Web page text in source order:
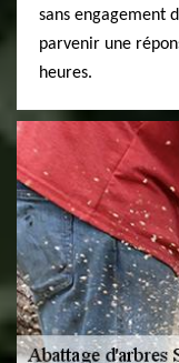
sans engagement
parvenir une
heures.